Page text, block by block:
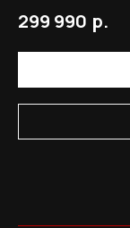
299 990 р.